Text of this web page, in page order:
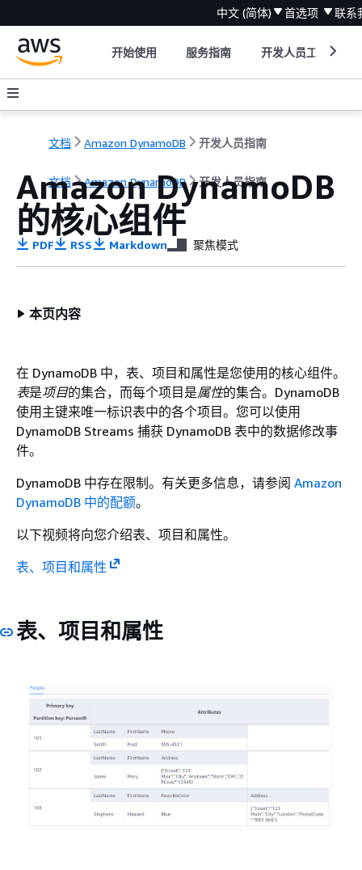
中文 (简体) 首选项 联系
开始使用 服务指南 开发人员工具
文档 Amazon DynamoDB 开发人员指南
文档 Amazon DynamoDB 开发人员指南
Amazon DynamoDB
的核心组件
PDF RSS Markdown 聚焦模式
本页内容
在 DynamoDB 中，表、项目和属性是您使用的核心组件。
表是项目的集合，而每个项目是属性的集合。DynamoDB
使用主键来唯一标识表中的各个项目。您可以使用
DynamoDB Streams 捕获 DynamoDB 表中的数据修改事
件。
DynamoDB 中存在限制。有关更多信息，请参阅 Amazon
DynamoDB 中的配额。
以下视频将向您介绍表、项目和属性。
表、项目和属性
表、项目和属性